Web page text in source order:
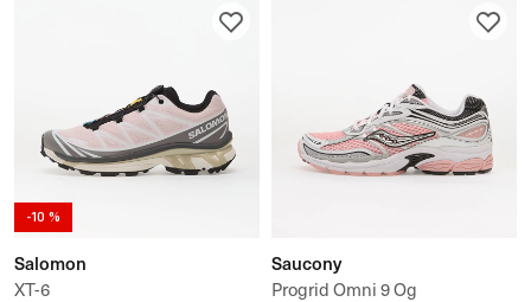
-10 %
Salomon
XT-6
Saucony
Progrid Omni 9 Og